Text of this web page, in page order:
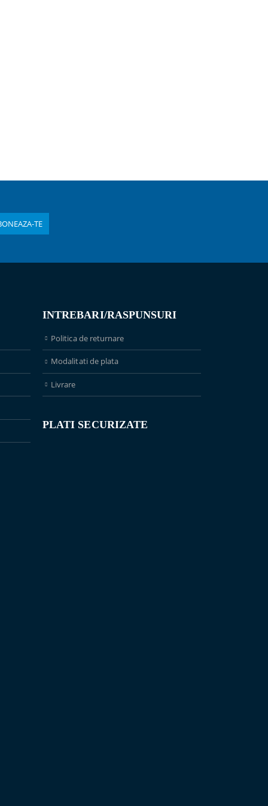
INTREBARI/RASPUNSURI
Politica de returnare
Modalitati de plata
Livrare
PLATI SECURIZATE